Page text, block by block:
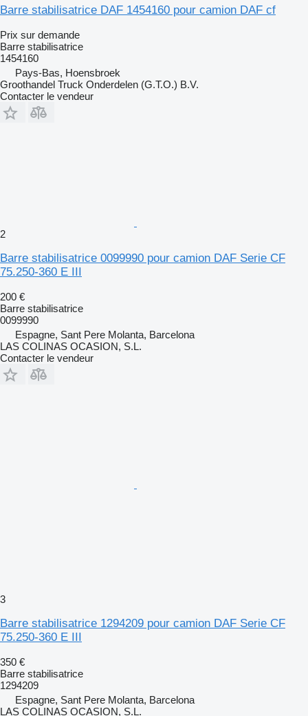
Barre stabilisatrice DAF 1454160 pour camion DAF cf
Prix sur demande
Barre stabilisatrice
1454160
Pays-Bas, Hoensbroek
Groothandel Truck Onderdelen (G.T.O.) B.V.
Contacter le vendeur
2
Barre stabilisatrice 0099990 pour camion DAF Serie CF
75.250-360 E III
200 €
Barre stabilisatrice
0099990
Espagne, Sant Pere Molanta, Barcelona
LAS COLINAS OCASION, S.L.
Contacter le vendeur
3
Barre stabilisatrice 1294209 pour camion DAF Serie CF
75.250-360 E III
350 €
Barre stabilisatrice
1294209
Espagne, Sant Pere Molanta, Barcelona
LAS COLINAS OCASION, S.L.